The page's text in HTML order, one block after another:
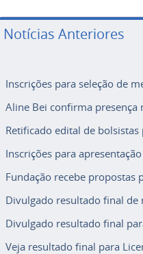
Notícias Anteriores
Inscrições para seleção de
Aline Bei confirma presença
Retificado edital de bolsistas
Inscrições para
Fundação recebe propostas
Divulgado resultado final de
Divulgado resultado final
Veja resultado final para